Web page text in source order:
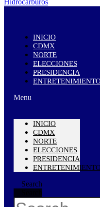
INICIO
CDMX
NORTE
ELECCIONES
PRESIDENCIA
Menu
INICIO
CDMX
NORTE
ELECCIONES
PRESIDENCIA
ENTRETENIMIENTO
Search